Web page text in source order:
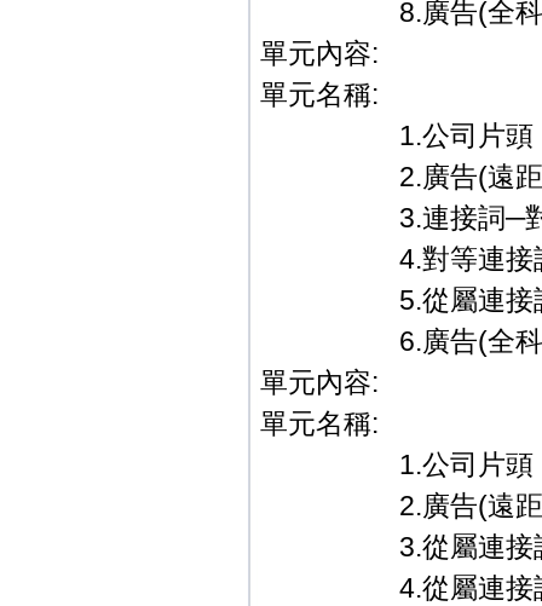
8.廣告(全科教
單元內容:
單元名稱:
1.公司片頭．
2.廣告(遠距教
3.連接詞─對等
4.對等連接
5.從屬連接
6.廣告(全科教
單元內容:
單元名稱:
1.公司片頭．
2.廣告(遠距教
3.從屬連接
4.從屬連接